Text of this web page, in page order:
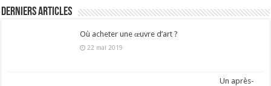
Derniers articles
Où acheter une œuvre d’art ?
22 mai 2019
Un après-